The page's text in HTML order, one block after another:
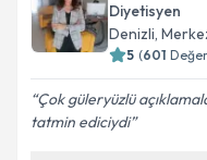
Diyetisyen
Denizli,
5 (601
Çok güleryüzlü
tatmin ediciydi